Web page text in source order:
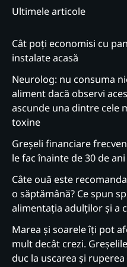
Ultimele articole
Cât poți economisi cu
instalate acasă
Neurolog: nu consuma
aliment dacă observi
ascunde una dintre cele
toxine
Greșeli financiare
le fac înainte de 30 de ani
Câte ouă este
o săptămână? Ce spun
alimentația adulților și a
Marea și soarele îți pot
mult decât crezi.
duc la uscarea și